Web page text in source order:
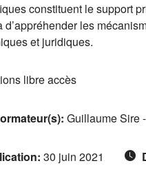
constituent le support
d’appréhender les
et juridiques.
libre accès
: Guillaume Sire
: 30 juin 2021